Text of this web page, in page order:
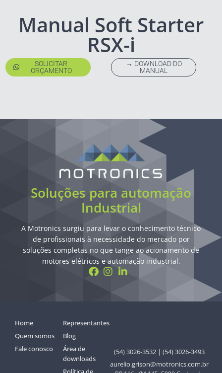
Manual Soft Starter
RSX-i
SOLICITAR
ORÇAMENTO
→ DOWNLOAD DO
MANUAL
Soluções para automação
Industrial
A Motronics surgiu para levar o conhecimento técnico
de profissionais à necessidade do mercado por
soluções completas no que tange ao acionamento de
motores elétricos e automação industrial.
Home
Quem somos
Fale conosco
Representantes
Blog
Área de
downloads
(54) 3026-3532 | (54) 3026-3493
aurelio.grison@motronics.com.br